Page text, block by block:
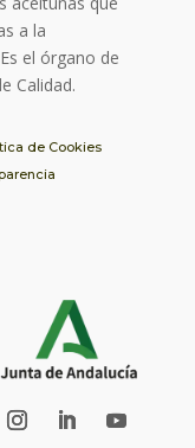
a la
el órgano de
Calidad.
de Cookies